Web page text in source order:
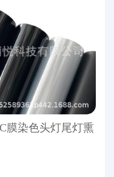
膜染色头灯尾灯熏